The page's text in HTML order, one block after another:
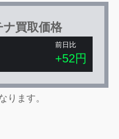
買取価格
前日比
+52円
ります。